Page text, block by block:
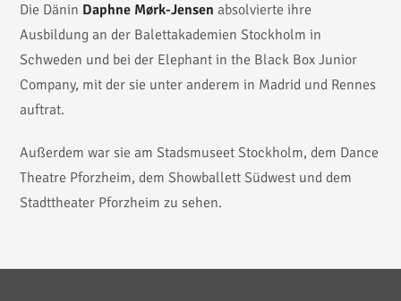
Die Dänin Daphne Mørk-Jensen absolvierte ihre
Ausbildung an der Balettakademien Stockholm in
Schweden und bei der Elephant in the Black Box Junior
Company, mit der sie unter anderem in Madrid und Rennes
auftrat.
Außerdem war sie am Stadsmuseet Stockholm, dem Dance
Theatre Pforzheim, dem Showballett Südwest und dem
Stadttheater Pforzheim zu sehen.